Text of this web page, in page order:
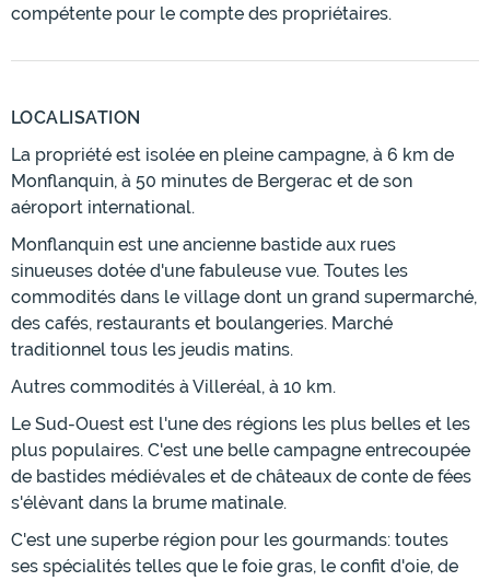
compétente pour le compte des propriétaires.
LOCALISATION
La propriété est isolée en pleine campagne, à 6 km de
Monflanquin, à 50 minutes de Bergerac et de son
aéroport international.
Monflanquin est une ancienne bastide aux rues
sinueuses dotée d'une fabuleuse vue. Toutes les
commodités dans le village dont un grand supermarché,
des cafés, restaurants et boulangeries. Marché
traditionnel tous les jeudis matins.
Autres commodités à Villeréal, à 10 km.
Le Sud-Ouest est l'une des régions les plus belles et les
plus populaires. C'est une belle campagne entrecoupée
de bastides médiévales et de châteaux de conte de fées
s'élèvant dans la brume matinale.
C'est une superbe région pour les gourmands: toutes
ses spécialités telles que le foie gras, le confit d'oie, de